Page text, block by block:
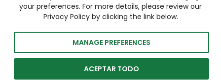
your preferences. For more details, please review our
Privacy Policy by clicking the link below.
MANAGE PREFERENCES
ACEPTAR TODO